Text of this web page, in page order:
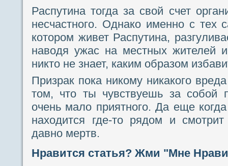
Распутина тогда за свой счет
несчастного. Однако именно с тех
котором живет Распутина,
наводя ужас на местных жителей
никто не знает, каким образом
Призрак пока никому никакого
том, что ты чувствуешь за собой
очень мало приятного. Да еще
находится где-то рядом и
давно мертв.
Нравится статья? Жми "Мне